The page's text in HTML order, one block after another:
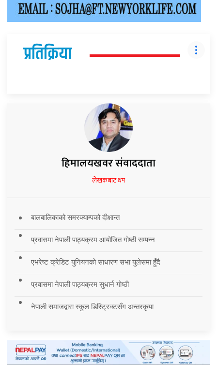
प्रतिक्रिया
हिमालयखवर संवाददाता
लेखकबाट थप
बालबालिकाको समरक्याम्पको दीक्षान्त
प्रवासमा नेपाली पाठ्यक्रम आयोजित गोष्ठी सम्पन्न
एभरेष्ट क्रेडिट युनियनको साधारण सभा युलेसमा हुँदै
प्रवासमा नेपाली पाठ्यक्रम सुधार्न गोष्ठी
नेपाली समाजद्वारा स्कुल डिस्ट्रिक्टसँग अन्तरकृया